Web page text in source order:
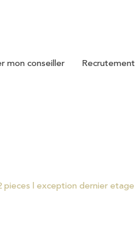
mon conseiller recrutement
pieces l exception dernier etage